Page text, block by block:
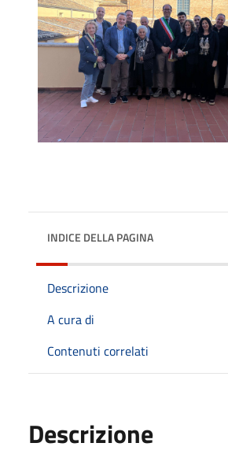
INDICE DELLA PAGINA
Descrizione
A cura di
Contenuti correlati
Descrizione